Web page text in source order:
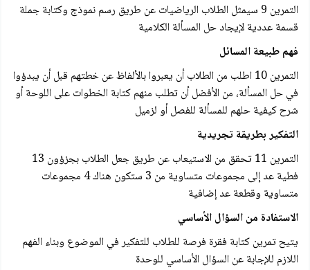
التمرين 9 سيمثل الطلاب الرياضيات عن طريق رسم نموذج وكتابة جملة
قسمة عددية لإيجاد حل المسألة الكلامية
فهم طبيعة المسائل
التمرين 10 اطلب من الطلاب أن يعبروا بالألفاظ عن خطتهم قبل أن يبدؤوا
في حل المسألة، من الأفضل أن تطلب منهم كتابة الخطوات على اللوحة أو
شرح كيفية حلهم للمسألة للفصل أو لزميل
التفكير بطريقة تجريدية
التمرين 11 تحقق من الاستيعاب عن طريق جعل الطلاب بجزؤون 13
فطية عد إلى مجموعات متساوية من 3 ستكون هناك 4 مجموعات
متساوية وقطعة عد إضافية
الاستفادة من السؤال الأساسي
يتيح تمرین کتابة فقرة فرصة للطلاب للتفكير في الموضوع وبناء الفهم
اللازم للإجابة عن السؤال الأساسي للوحدة